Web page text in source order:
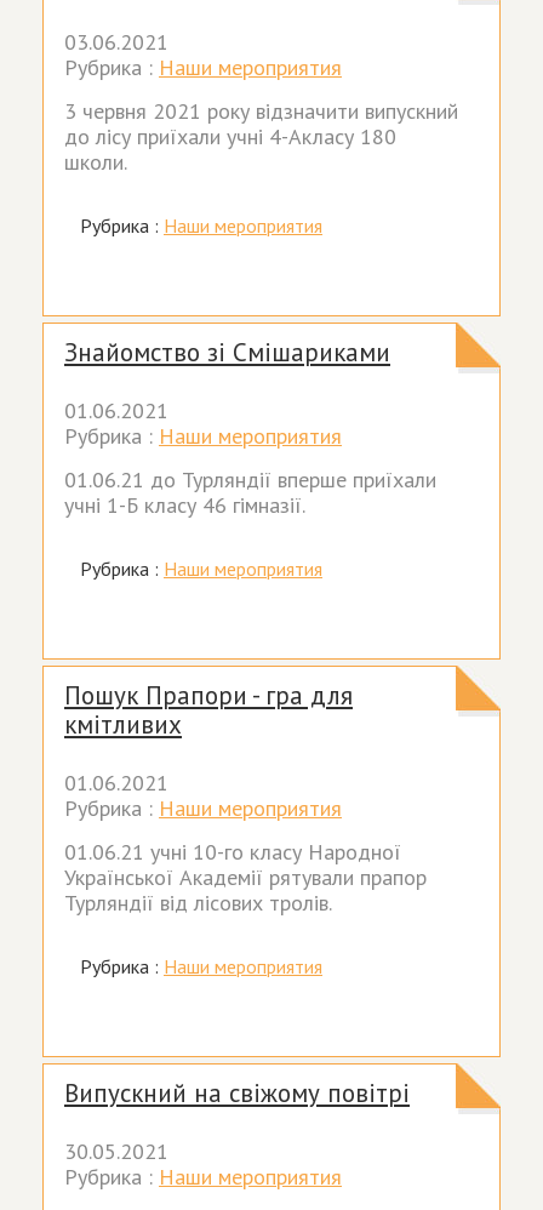
03.06.2021
Рубрика : Наши мероприятия
3 червня 2021 року відзначити випускний
до лісу приїхали учні 4-Акласу 180
школи.
Рубрика : Наши мероприятия
Знайомство зі Смішариками
01.06.2021
Рубрика : Наши мероприятия
01.06.21 до Турляндії вперше приїхали
учні 1-Б класу 46 гімназії.
Рубрика : Наши мероприятия
Пошук Прапори - гра для
кмітливих
01.06.2021
Рубрика : Наши мероприятия
01.06.21 учні 10-го класу Народної
Української Академії рятували прапор
Турляндії від лісових тролів.
Рубрика : Наши мероприятия
Випускний на свіжому повітрі
30.05.2021
Рубрика : Наши мероприятия